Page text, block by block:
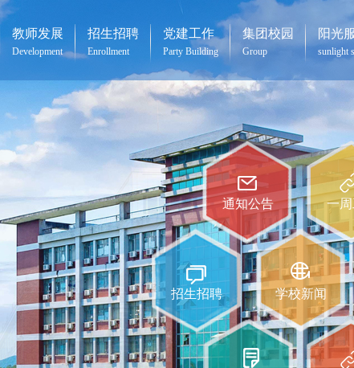
教师发展
Development
招生招聘
Enrollment
党建工作
Party Building
集团校园
Group
阳光
sunlight
通知公告 一
招生招聘 学校新闻